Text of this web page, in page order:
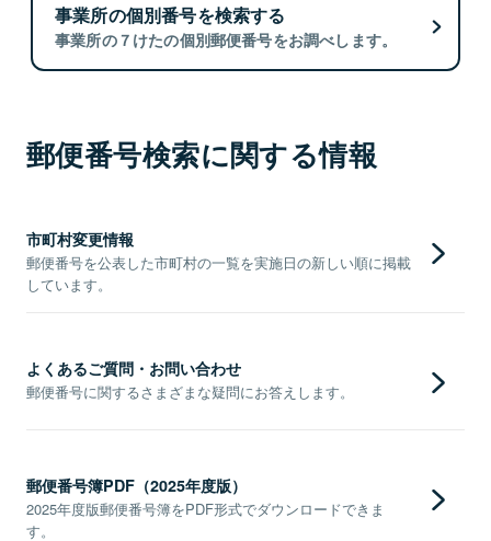
事業所の個別番号を検索する
事業所の７けたの個別郵便番号をお調べします。
郵便番号検索に関する情報
市町村変更情報
郵便番号を公表した市町村の一覧を実施日の新しい順に掲載
しています。
よくあるご質問・お問い合わせ
郵便番号に関するさまざまな疑問にお答えします。
郵便番号簿PDF（2025年度版）
2025年度版郵便番号簿をPDF形式でダウンロードできま
す。